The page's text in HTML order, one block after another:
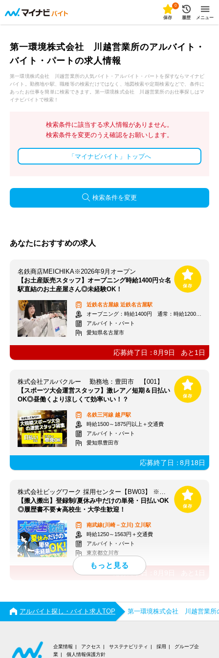
0
保存 履歴 メニュー
第一環境株式会社 川越営業所のアルバイト・
バイト・パートの求人情報
第一環境株式会社 川越営業所の人気バイト・アルバイト・パートを探すならマイナビ
バイト。勤務地や駅、職種等の検索だけではなく、地図検索や定期検索などで、条件に
あったお仕事を簡単に検索できます。第一環境株式会社 川越営業所のお仕事探しはマ
イナビバイトで検索！
検索条件に該当する求人情報がありません。
検索条件を変更のうえ確認をお願いします。
「マイナビバイト」トップへ
検索条件を変更
あなたにおすすめの求人
名鉄商店MEICHIKA※2026年9月オープン
【お土産販売スタッフ】オープニング時給1400円☆名
駅直結のお土産屋さん◎未経験OK！
近鉄名古屋線 近鉄名古屋駅
オープニング：時給1400円 通常：時給1200円～＋交通費全額支給
アルバイト・パート
愛知県名古屋市
応募終了日：8月9日 あと 1 日
株式会社アルバクルー 勤務地：豊田市 【001】
【スポーツ大会運営スタッフ】激レア／短期＆日払い
OK◎昼働くより涼しくて効率いい！？
名鉄三河線 越戸駅
時給1500～1875円以上＋交通費
アルバイト・パート
愛知県豊田市
応募終了日：8月18日
株式会社ビッグワーク 採用センター【BW03】 ※立川エリア
【搬入搬出】登録制/夏休み中だけの単発・日払いOK
◎履歴書不要★高校生・大学生歓迎！
南武線(川崎－立川) 立川駅
時給1250～1563円＋交通費
アルバイト・パート
東京都立川市
応募終了日：
アルバイト探し・バイト求人TOP 第一環境株式会社 川越営業所
企業情報 アクセス サステナビリティ 採用
グループ企
業
個人情報保護方針